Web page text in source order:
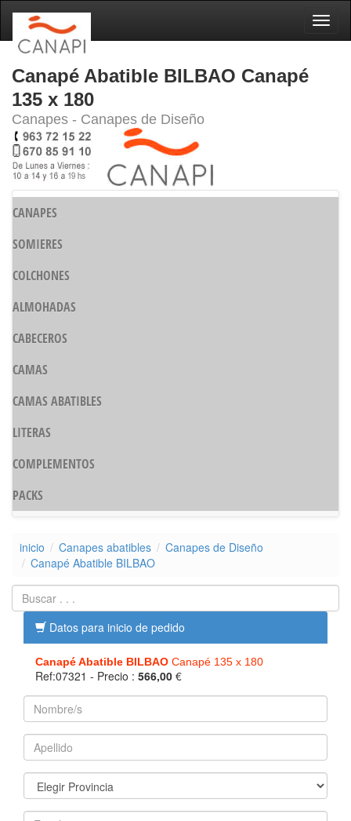
Canapé Abatible BILBAO Canapé
135 x 180
Canapes - Canapes de Diseño
CANAPES
SOMIERES
COLCHONES
ALMOHADAS
CABECEROS
CAMAS
CAMAS ABATIBLES
LITERAS
COMPLEMENTOS
PACKS
inicio Canapes abatibles
Canapes de Diseño
Canapé Abatible BILBAO
Datos para inicio de pedido
Canapé Abatible BILBAO Canapé 135 x 180
Ref:07321 - Precio : 566,00 €